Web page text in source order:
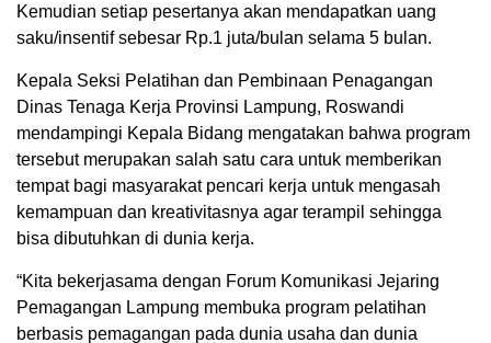
Kemudian setiap pesertanya akan mendapatkan uang
saku/insentif sebesar Rp.1 juta/bulan selama 5 bulan.
Kepala Seksi Pelatihan dan Pembinaan Penagangan
Dinas Tenaga Kerja Provinsi Lampung, Roswandi
mendampingi Kepala Bidang mengatakan bahwa program
tersebut merupakan salah satu cara untuk memberikan
tempat bagi masyarakat pencari kerja untuk mengasah
kemampuan dan kreativitasnya agar terampil sehingga
bisa dibutuhkan di dunia kerja.
“Kita bekerjasama dengan Forum Komunikasi Jejaring
Pemagangan Lampung membuka program pelatihan
berbasis pemagangan pada dunia usaha dan dunia